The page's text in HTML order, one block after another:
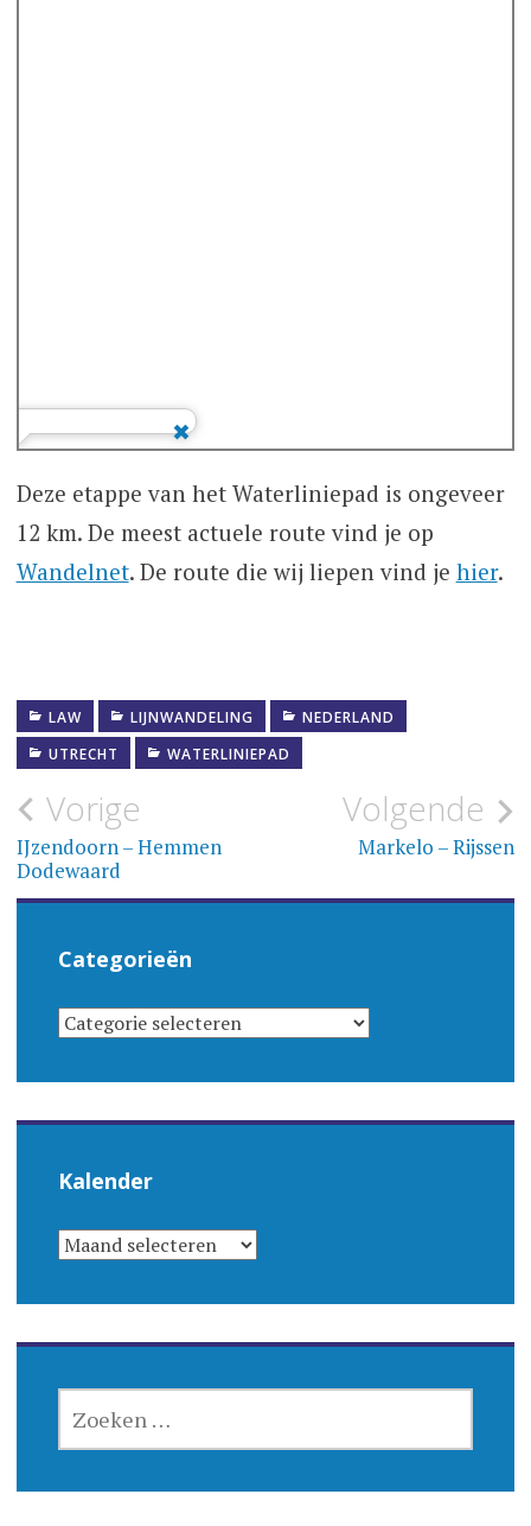
Deze etappe van het Waterliniepad is ongeveer
12 km. De meest actuele route vind je op
Wandelnet. De route die wij liepen vind je hier.
LAW LIJNWANDELING
NEDERLAND
UTRECHT
WATERLINIEPAD
Bericht
navigatie
Vorige
IJzendoorn – Hemmen
Dodewaard
Volgende
Markelo – Rijssen
Categorieën
CATEGORIEËN
Kalender
KALENDER
NAAR: